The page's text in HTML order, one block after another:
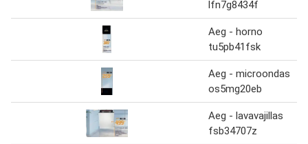
lfn7g8434f
Aeg - horno
tu5pb41fsk
Aeg - microondas
os5mg20eb
Aeg - lavavajillas
fsb34707z